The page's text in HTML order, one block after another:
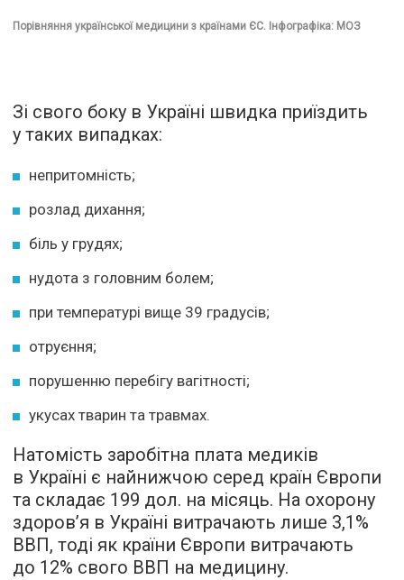
Порівняння української медицини з країнами ЄС. Інфографіка: МОЗ
Зі свого боку в Україні швидка приїздить
у таких випадках:
непритомність;
розлад дихання;
біль у грудях;
нудота з головним болем;
при температурі вище 39 градусів;
отруєння;
порушенню перебігу вагітності;
укусах тварин та травмах.
Натомість заробітна плата медиків
в Україні є найнижчою серед країн Європи
та складає 199 дол. на місяць. На охорону
здоров’я в Україні витрачають лише 3,1%
ВВП, тоді як країни Європи витрачають
до 12% свого ВВП на медицину.